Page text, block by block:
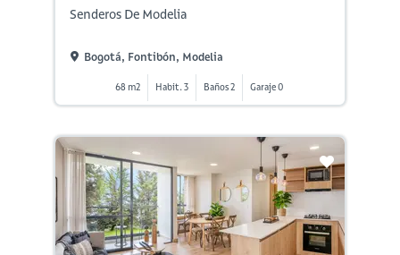
Senderos De Modelia
Bogotá, Fontibón, Modelia
68 m2 Habit. 3 Baños 2 Garaje 0